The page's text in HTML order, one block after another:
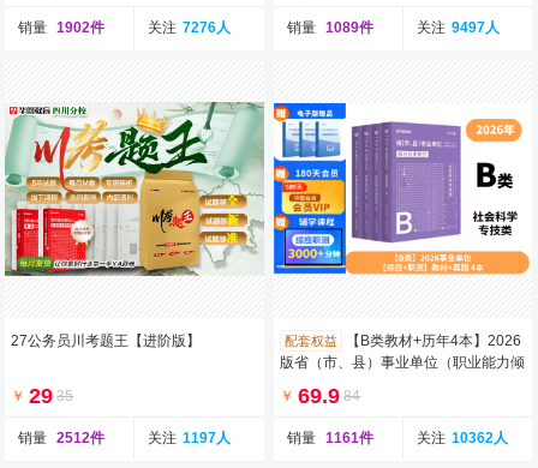
销量 1902件 关注 7276人 销量 1089件 关注 9497人
27公务员川考题王【进阶版】
￥ 29 35
销量 2512件 关注 1197人
配套权益
【B类教材+历年4本】2026
版省（市、县）事业单位（职业能力倾
￥ 69.9 84
销量 1161件 关注 10362人